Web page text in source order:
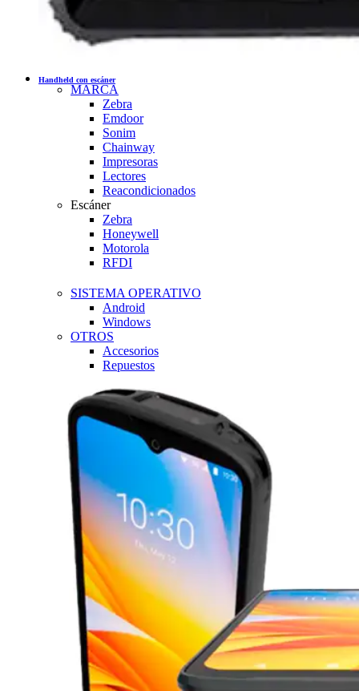
Handheld con escáner
MARCA
Zebra
Emdoor
Sonim
Chainway
Impresoras
Lectores
Reacondicionados
Escáner
Zebra
Honeywell
Motorola
RFDI
SISTEMA OPERATIVO
Android
Windows
OTROS
Accesorios
Repuestos